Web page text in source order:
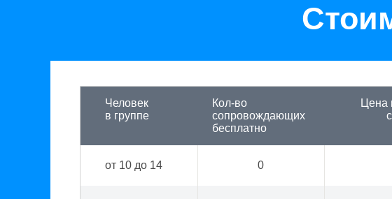
Цена
Человек
в группе
Кол-во
сопровождающих
бесплатно
от 10 до 14 0